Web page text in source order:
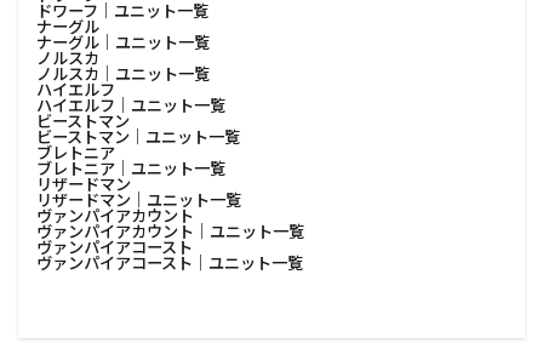
ドワーフ│ユニット一覧
ナーグル
ナーグル│ユニット一覧
ノルスカ
ノルスカ│ユニット一覧
ハイエルフ
ハイエルフ│ユニット一覧
ビーストマン
ビーストマン│ユニット一覧
ブレトニア
ブレトニア│ユニット一覧
リザードマン
リザードマン│ユニット一覧
ヴァンパイアカウント
ヴァンパイアカウント│ユニット一覧
ヴァンパイアコースト
ヴァンパイアコースト│ユニット一覧